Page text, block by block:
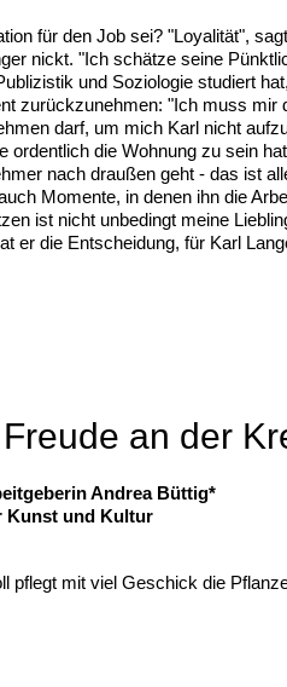
für den Job sei? "Loyalität",
nickt. "Ich schätze seine
und Soziologie studiert
zurückzunehmen: "Ich muss mir
darf, um mich Karl nicht
ordentlich die Wohnung zu sein
nach draußen geht - das ist
Momente, in denen ihn die
ist nicht unbedingt meine
er die Entscheidung, für Karl
an der
Andrea Büttig*
Kunst und Kultur
pflegt mit viel Geschick die